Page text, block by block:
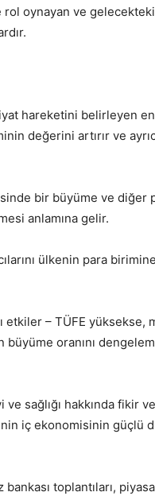
oynayan ve gelecekteki
hareketini belirleyen
değerini artırır ve
bir büyüme ve diğer
anlamına gelir.
ülkenin para
etkiler – TÜFE yüksekse,
oranını
sağlığı hakkında fikir
iç ekonomisinin güçlü
toplantıları,